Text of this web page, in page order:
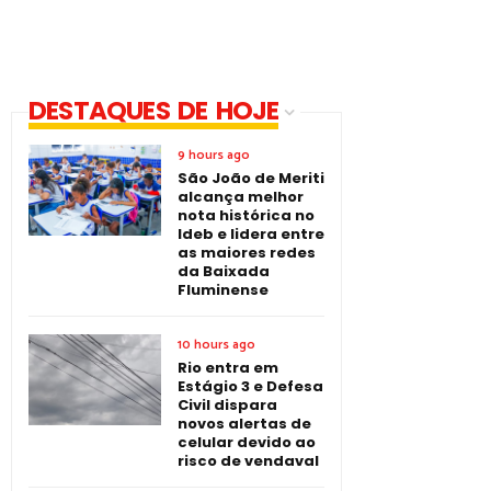
DESTAQUES DE HOJE
9 hours ago
São João de Meriti
alcança melhor
nota histórica no
Ideb e lidera entre
as maiores redes
da Baixada
Fluminense
10 hours ago
Rio entra em
Estágio 3 e Defesa
Civil dispara
novos alertas de
celular devido ao
risco de vendaval